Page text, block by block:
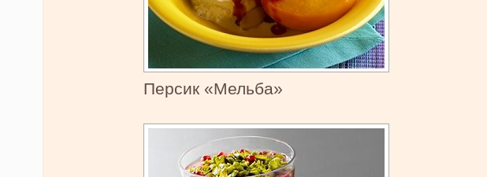
Персик «Мельба»